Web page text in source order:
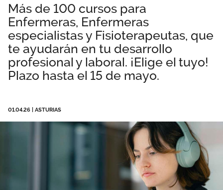
Servicios
Ventajas
Temas
Noticias
Sala de prensa
Empleo
Vídeos
Contáctanos
Área privada
Más de 100 cursos para
Enfermeras, Enfermeras
especialistas y Fisioterapeutas, que
te ayudarán en tu desarrollo
profesional y laboral. ¡Elige el tuyo!
Plazo hasta el 15 de mayo.
01.04.26 ASTURIAS